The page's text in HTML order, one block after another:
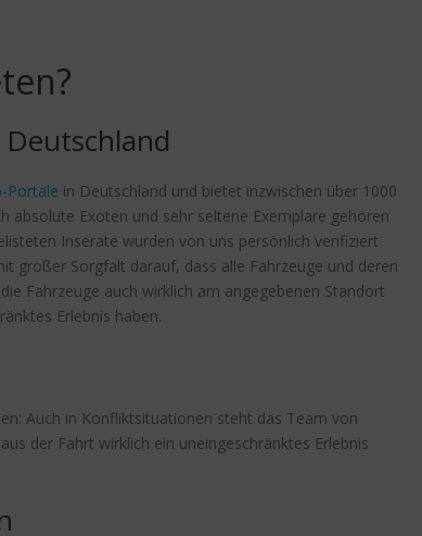
Portale in Deutschland und bietet inzwischen über 1000
absolute Exoten und sehr seltene Exemplare gehören
Inserate wurden von uns persönlich verifiziert
großer Sorgfalt darauf, dass alle Fahrzeuge und deren
Fahrzeuge auch wirklich am angegebenen Standort
Erlebnis haben.
Auch in Konfliktsituationen steht das Team von
der Fahrt wirklich ein uneingeschränktes Erlebnis